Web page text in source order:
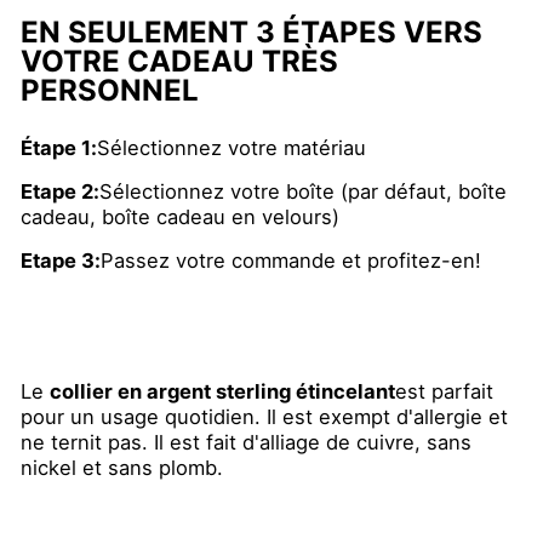
EN SEULEMENT 3 ÉTAPES VERS
VOTRE CADEAU TRÈS
PERSONNEL
Étape 1:Sélectionnez votre matériau
Etape 2:Sélectionnez votre boîte (par défaut, boîte
cadeau, boîte cadeau en velours)
Etape 3:Passez votre commande et profitez-en!
Le collier en argent sterling étincelantest parfait
pour un usage quotidien. Il est exempt d'allergie et
ne ternit pas. Il est fait d'alliage de cuivre, sans
nickel et sans plomb.